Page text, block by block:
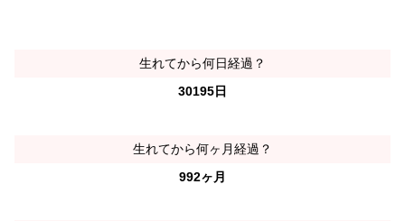
生れてから何日経過？
30195日
生れてから何ヶ月経過？
992ヶ月